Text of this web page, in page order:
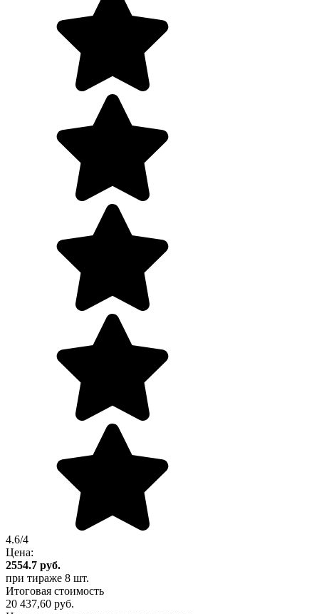
4.6/4
Цена:
2554.7 руб.
при тираже 8 шт.
Итоговая стоимость
20 437,60 руб.